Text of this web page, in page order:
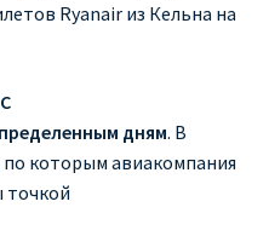
Ryanair из Кельна на
дням. В
которым авиакомпания
точкой